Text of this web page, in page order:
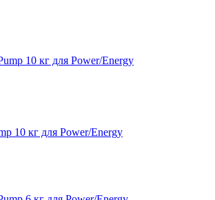
10 кг для Power/Energy